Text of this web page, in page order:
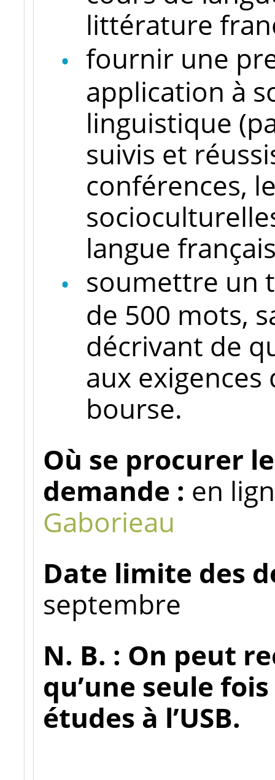
littérature
fournir une
application à
linguistique
suivis et
conférences,
langue
soumettre un
de 500 mots,
décrivant de
aux
bourse.
Où se procurer
demande : en
Gaborieau
Date limite des
septembre
N. B. : On peut
qu’une seule
études à l’USB.